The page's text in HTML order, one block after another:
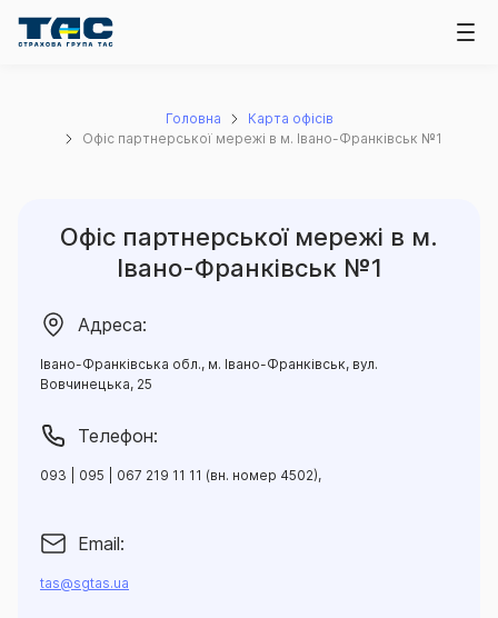
Головна
Карта офісів
Офіс партнерської мережі в м. Івано-Франківськ №1
Офіс партнерської мережі в м.
Івано-Франківськ №1
Адреса:
Івано-Франківська обл., м. Івано-Франківськ, вул.
Вовчинецька, 25
Телефон:
093 | 095 | 067 219 11 11 (вн. номер 4502),
Email:
tas@sgtas.ua